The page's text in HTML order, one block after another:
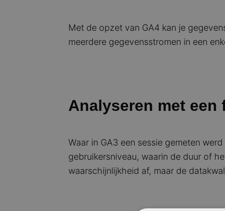
Met de opzet van GA4 kan je
meerdere gegevensstromen in een
Analyseren met
Waar in GA3 een sessie gemeten
gebruikersniveau, waarin de duur of
waarschijnlijkheid af, maar de